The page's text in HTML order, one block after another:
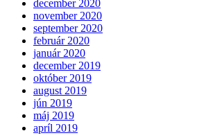
december 2020
november 2020
september 2020
február 2020
január 2020
december 2019
október 2019
august 2019
jún 2019
máj 2019
apríl 2019